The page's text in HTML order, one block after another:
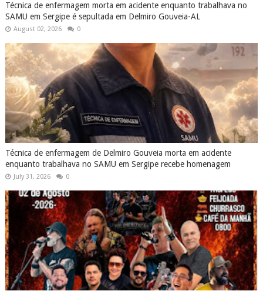
Técnica de enfermagem morta em acidente enquanto trabalhava no
SAMU em Sergipe é sepultada em Delmiro Gouveia-AL
August 02, 2026 0
Técnica de enfermagem de Delmiro Gouveia morta em acidente
enquanto trabalhava no SAMU em Sergipe recebe homenagem
July 31, 2026 0